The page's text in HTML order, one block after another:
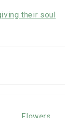
their soul